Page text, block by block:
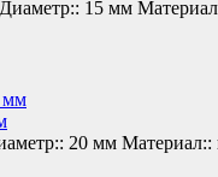
Диаметр:: 15 мм
20 мм Материал::